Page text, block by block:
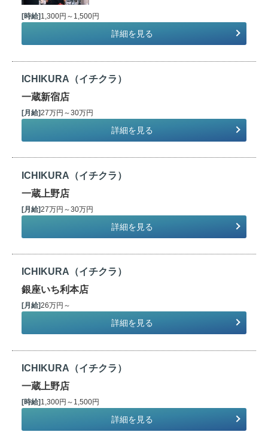
[時給] 1,300円～1,500円
詳細を見る
ICHIKURA（イチクラ）
一蔵新宿店
[月給]27万円～30万円
詳細を見る
ICHIKURA（イチクラ）
一蔵上野店
[月給]27万円～30万円
詳細を見る
ICHIKURA（イチクラ）
銀座いち利本店
[月給]26万円～
詳細を見る
ICHIKURA（イチクラ）
一蔵上野店
[時給]1,300円～1,500円
詳細を見る